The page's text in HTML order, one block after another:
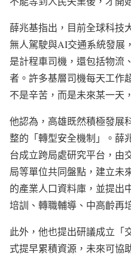
薛兆基指出，目前全球科技
無人駕駛與AI交通系統發展
是計程車司機，還包括物流
者。許多基層司機每天工作
不是辛苦，而是未來某一天
他認為，高雄既然積極發展
整的「轉型安全機制」。薛
台成立跨局處研究平台，由
局等單位共同盤點，建立未
的產業人口資料庫，並提出
培訓、轉職輔導、中高齡再
此外，他也提出研議成立「
式提早累積資源，未來可協